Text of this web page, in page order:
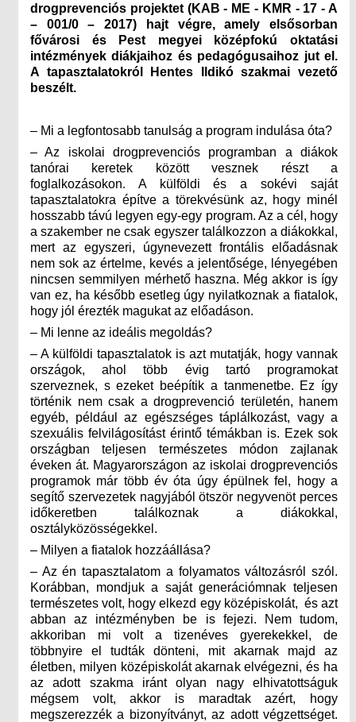
drogprevenciós projektet (KAB - ME - KMR - 17 - A
–­­­­­­ 001/0 – 2017) hajt végre, amely elsősorban
fővárosi és Pest megyei középfokú oktatási
intézmények diákjaihoz és pedagógusaihoz jut el.
A tapasztalatokról Hentes Ildikó szakmai vezető
beszélt.
– Mi a legfontosabb tanulság a program indulása óta?
– Az iskolai drogprevenciós programban a diákok
tanórai keretek között vesznek részt a
foglalkozásokon. A külföldi és a sokévi saját
tapasztalatokra építve a törekvésünk az, hogy minél
hosszabb távú legyen egy-egy program. Az a cél, hogy
a szakember ne csak egyszer találkozzon a diákokkal,
mert az egyszeri, úgynevezett frontális előadásnak
nem sok az értelme, kevés a jelentősége, lényegében
nincsen semmilyen mérhető haszna. Még akkor is így
van ez, ha később esetleg úgy nyilatkoznak a fiatalok,
hogy jól érezték magukat az előadáson.
– Mi lenne az ideális megoldás?
– A külföldi tapasztalatok is azt mutatják, hogy vannak
országok, ahol több évig tartó programokat
szerveznek, s ezeket beépítik a tanmenetbe. Ez így
történik nem csak a drogprevenció területén, hanem
egyéb, például az egészséges táplálkozást, vagy a
szexuális felvilágosítást érintő témákban is. Ezek sok
országban teljesen természetes módon zajlanak
éveken át. Magyarországon az iskolai drogprevenciós
programok már több év óta úgy épülnek fel, hogy a
segítő szervezetek nagyjából ötször negyvenöt perces
időkeretben találkoznak a diákokkal,
osztályközösségekkel.
– Milyen a fiatalok hozzáállása?
– Az én tapasztalatom a folyamatos változásról szól.
Korábban, mondjuk a saját generációmnak teljesen
természetes volt, hogy elkezd egy középiskolát, és azt
abban az intézményben be is fejezi. Nem tudom,
akkoriban mi volt a tizenéves gyerekekkel, de
többnyire el tudták dönteni, mit akarnak majd az
életben, milyen középiskolát akarnak elvégezni, és ha
az adott szakma iránt olyan nagy elhivatottságuk
mégsem volt, akkor is maradtak azért, hogy
megszerezzék a bizonyítványt, az adott végzettséget.